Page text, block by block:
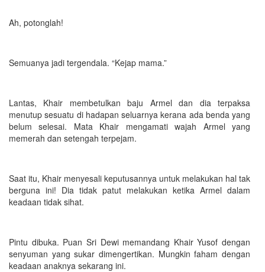
Ah, potonglah!
Semuanya jadi tergendala. “Kejap mama.”
Lantas, Khair membetulkan baju Armel dan dia terpaksa
menutup sesuatu di hadapan seluarnya kerana ada benda yang
belum selesai. Mata Khair mengamati wajah Armel yang
memerah dan setengah terpejam.
Saat itu, Khair menyesali keputusannya untuk melakukan hal tak
berguna ini! Dia tidak patut melakukan ketika Armel dalam
keadaan tidak sihat.
Pintu dibuka. Puan Sri Dewi memandang Khair Yusof dengan
senyuman yang sukar dimengertikan. Mungkin faham dengan
keadaan anaknya sekarang ini.